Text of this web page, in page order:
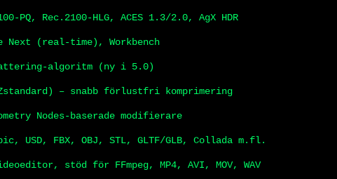
PQ, Rec.2100-HLG, ACES 1.3/2.0, AgX HDR
Next (real-time), Workbench
algoritm (ny i 5.0)
– snabb förlustfri komprimering
Nodes-baserade modifierare
USD, FBX, OBJ, STL, GLTF/GLB, Collada m.fl.
stöd för FFmpeg, MP4, AVI, MOV, WAV